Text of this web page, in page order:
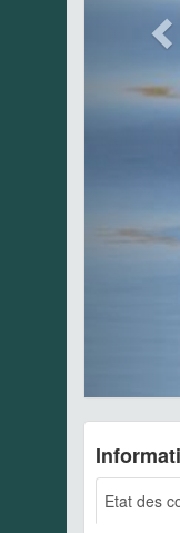
Etat des